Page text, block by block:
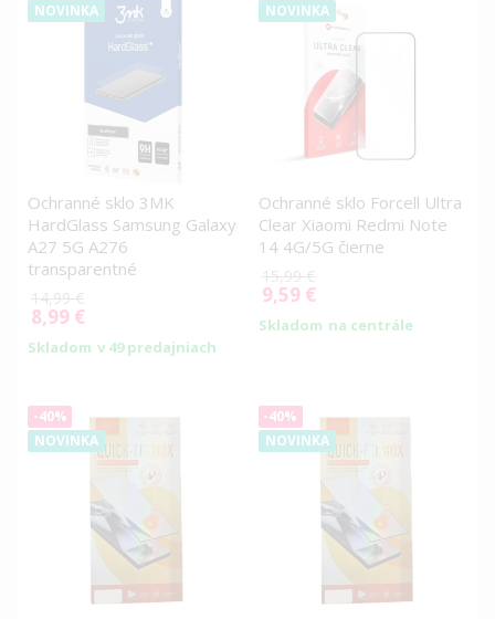
NOVINKA
Ochranné sklo 3MK
HardGlass Samsung Galaxy
A27 5G A276
transparentné
14,99 €
Special
8,99 €
Skladom v 49 predajniach
NOVINKA
Ochranné sklo Forcell Ultra
Clear Xiaomi Redmi Note
14 4G/5G čierne
15,99 €
Special
9,59 €
Skladom na centrále
-40%
NOVINKA
-40%
NOVINKA